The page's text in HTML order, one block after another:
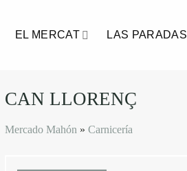
contenido
EL MERCAT LAS PARADAS
CAN LLORENÇ
Mercado Mahón » Carnicería